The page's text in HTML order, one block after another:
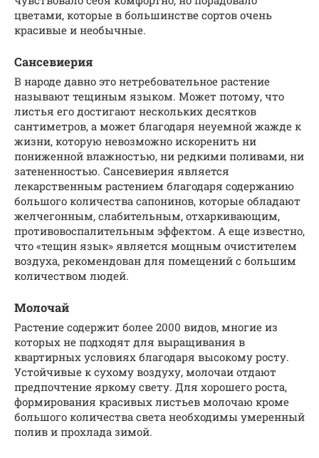
цветами, которые в большинстве сортов очень
красивые и необычные.
Сансевиерия
В народе давно это нетребовательное растение
называют тещиным языком. Может потому, что
листья его достигают нескольких десятков
сантиметров, а может благодаря неуемной жажде к
жизни, которую невозможно искоренить ни
пониженной влажностью, ни редкими поливами, ни
затененностью. Сансевиерия является
лекарственным растением благодаря содержанию
большого количества сапонинов, которые обладают
желчегонным, слабительным, отхаркивающим,
противовоспалительным эффектом. А еще известно,
что «тещин язык» является мощным очистителем
воздуха, рекомендован для помещений с большим
количеством людей.
Молочай
Растение содержит более 2000 видов, многие из
которых не подходят для выращивания в
квартирных условиях благодаря высокому росту.
Устойчивые к сухому воздуху, молочаи отдают
предпочтение яркому свету. Для хорошего роста,
формирования красивых листьев молочаю кроме
большого количества света необходимы умеренный
полив и прохлада зимой.